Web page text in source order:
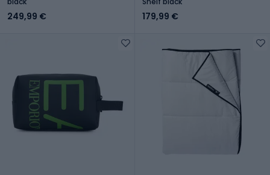
249,99 € 179,99 €